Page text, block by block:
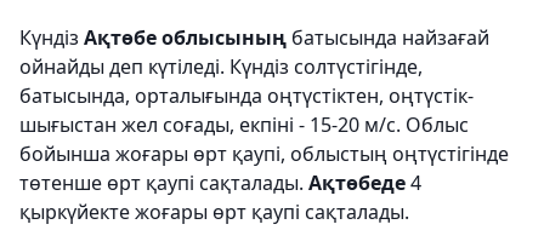
Күндіз Ақтөбе облысының батысында найзағай
ойнайды деп күтіледі. Күндіз солтүстігінде,
батысында, орталығында оңтүстіктен, оңтүстік-
шығыстан жел соғады, екпіні - 15-20 м/с. Облыс
бойынша жоғары өрт қаупі, облыстың оңтүстігінде
төтенше өрт қаупі сақталады. Ақтөбеде4
қыркүйекте жоғары өрт қаупі сақталады.